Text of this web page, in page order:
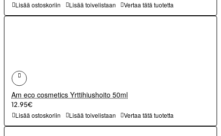
Lisää ostoskoriin Lisää toivelistaan Vertaa tätä tuotetta
Am eco cosmetics Yrttihiushoito 50ml
12.95€
Lisää ostoskoriin Lisää toivelistaan Vertaa tätä tuotetta